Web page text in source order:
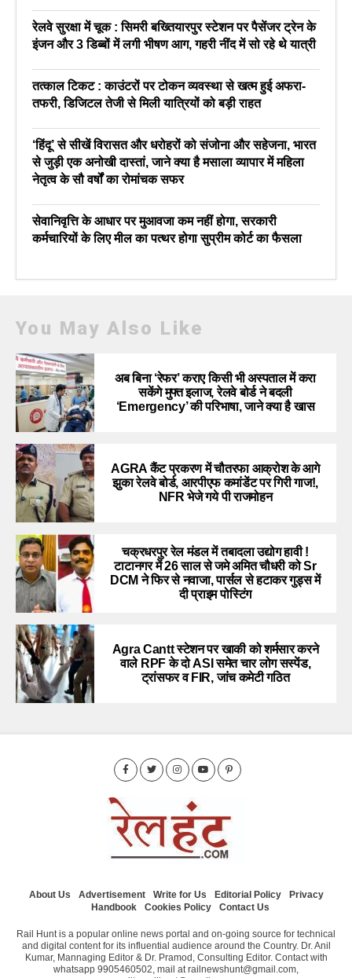
रेलवे सुरक्षा में चूक : सिमरी बख्तियारपुर स्टेशन पर पैसेंजर ट्रेन के
इंजन और 3 डिब्बों में लगी भीषण आग, गहरी नींद में सो रहे थे यात्री
तत्काल टिकट : काउंटरों पर टोकन व्यवस्था से खत्म हुई अफरा-
तफरी, डिजिटल तेजी से मिली यात्रियों को बड़ी राहत
‘हिंदू’ से सीखें विरासत और धरोहरों को संजोना और सहेजना, भारत
से जुड़ी एक अनोखी दास्तां, जाने क्या है मसाला व्यापार में महिला
नेतृत्व के सौ वर्षों का रोमांचक सफर
सेवानिवृत्ति के आधार पर मुआवजा कम नहीं होगा, सरकारी
कर्मचारियों के लिए मील का पत्थर होगा सुप्रीम कोर्ट का फैसला
You May Also Like
अब बिना ‘रेफर’ कराए किसी भी अस्पताल में करा
सकेंगे मुफ्त इलाज, रेलवे बोर्ड ने बदली
‘Emergency’ की परिभाषा, जाने क्या है खास
AGRA कैंट प्रकरण में चौतरफा आक्रोश के आगे
झुका रेलवे बोर्ड, आरपीएफ कमांडेंट पर गिरी गाज!,
NFR भेजे गये पी राजमोहन
चक्रधरपुर रेल मंडल में तबादला उद्योग हावी !
टाटानगर में 26 साल से जमे अमित चौधरी को Sr
DCM ने फिर से नवाजा, पार्सल से हटाकर गुड्स में
दी प्राइम पोस्टिंग
Agra Cantt स्टेशन पर खाकी को शर्मसार करने
वाले RPF के दो ASI समेत चार लोग सस्पेंड,
ट्रांसफर व FIR, जांच कमेटी गठित
About Us Advertisement Write for Us Editorial Policy
Privacy
Handbook
Cookies Policy Contact Us
Rail Hunt is a popular online news portal and on-going source for technical
and digital content for its influential audience around the Country. Dr. Anil
Kumar, Mannaging Editor & Dr. Pramod, Consulting Editor. Contact with
whatsapp 9905460502, mail at railnewshunt@gmail.com,